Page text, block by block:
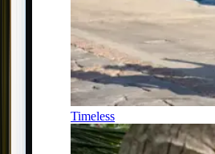
Timeless